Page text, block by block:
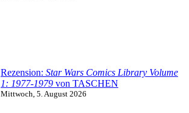
Rezension: Star Wars Comics Library Volume
1: 1977-1979 von TASCHEN
Mittwoch, 5. August 2026